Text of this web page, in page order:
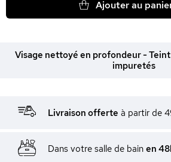
Ajouter au
Visage nettoyé en profondeur -
impuretés
Livraison offerte à partir de
Dans votre salle de bain en